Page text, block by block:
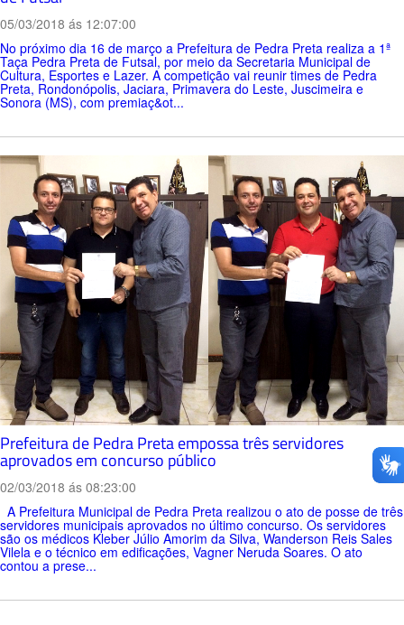
05/03/2018 ás 12:07:00
No próximo dia 16 de março a Prefeitura de Pedra Preta realiza a 1ª
Taça Pedra Preta de Futsal, por meio da Secretaria Municipal de
Cultura, Esportes e Lazer. A competição vai reunir times de Pedra
Preta, Rondonópolis, Jaciara, Primavera do Leste, Juscimeira e
Sonora (MS), com premiaç&ot...
Prefeitura de Pedra Preta empossa três servidores
aprovados em concurso público
02/03/2018 ás 08:23:00
A Prefeitura Municipal de Pedra Preta realizou o ato de posse de três
servidores municipais aprovados no último concurso. Os servidores
são os médicos Kleber Júlio Amorim da Silva, Wanderson Reis Sales
Vilela e o técnico em edificações, Vagner Neruda Soares. O ato
contou a prese...